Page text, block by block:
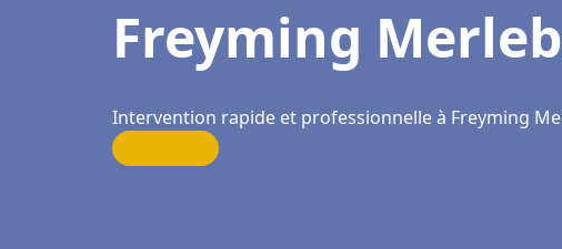
Freyming
Intervention rapide et professionnelle à Freyming